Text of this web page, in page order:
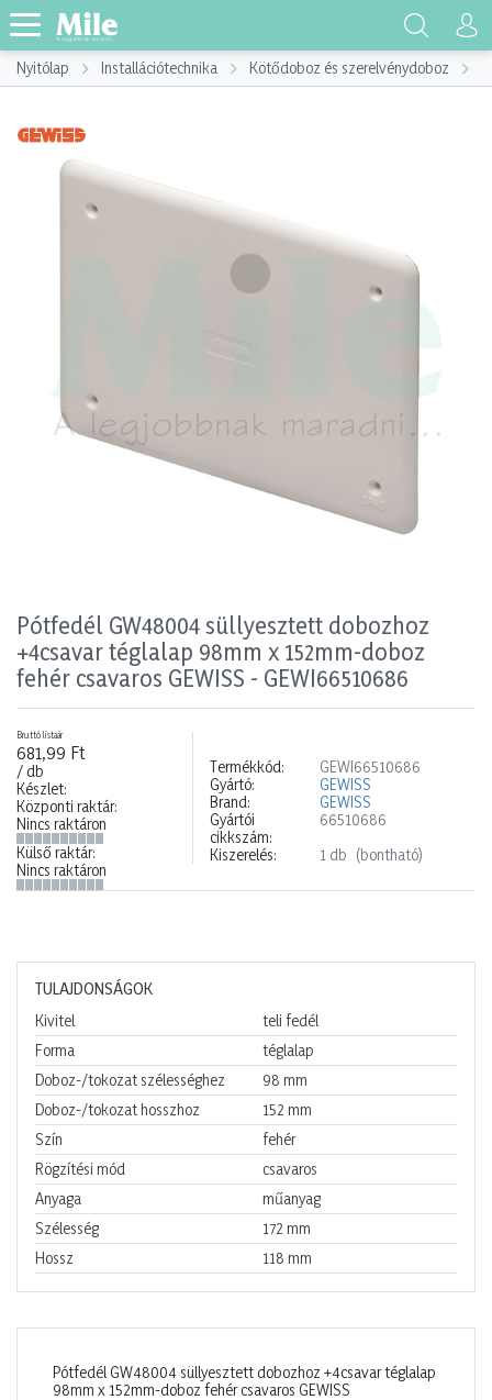
Nyitólap Installációtechnika Kötődoboz és szerelvénydoboz
Pótfedél GW48004 süllyesztett dobozhoz
+4csavar téglalap 98mm x 152mm-doboz
fehér csavaros GEWISS - GEWI66510686
Bruttó listaár
681,99 Ft
/ db
Készlet:
Központi raktár:
Nincs raktáron
Külső raktár:
Nincs raktáron
Termékkód:
GEWI66510686
Gyártó:
GEWISS
Brand:
GEWISS
Gyártói
cikkszám:
66510686
Kiszerelés:
1 db (bontható)
TULAJDONSÁGOK
Kivitel
teli fedél
Forma
téglalap
Doboz-/tokozat szélességhez
98 mm
Doboz-/tokozat hosszhoz
152 mm
Szín
fehér
Rögzítési mód
csavaros
Anyaga
műanyag
Szélesség
172 mm
Hossz
118 mm
Pótfedél GW48004 süllyesztett dobozhoz +4csavar téglalap
98mm x 152mm-doboz fehér csavaros GEWISS